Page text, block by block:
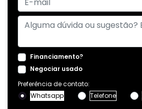
Financiamento?
Negociar usado
Preferência de contato:
Whatsapp
Telefone